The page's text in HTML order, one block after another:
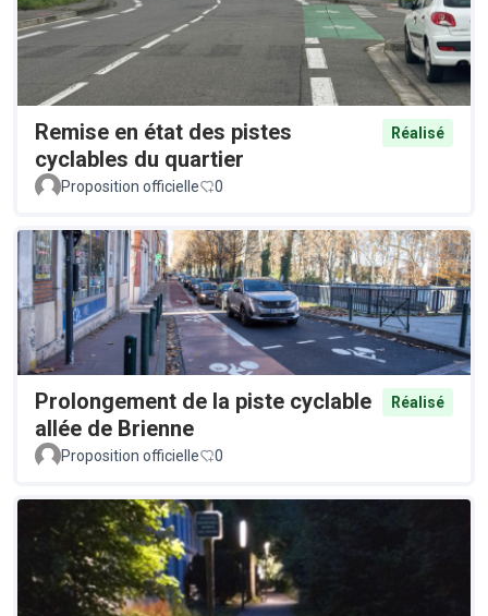
Remise en état des pistes
cyclables du quartier
Réalisé
Proposition officielle 0
Prolongement de la piste cyclable
allée de Brienne
Réalisé
Proposition officielle 0